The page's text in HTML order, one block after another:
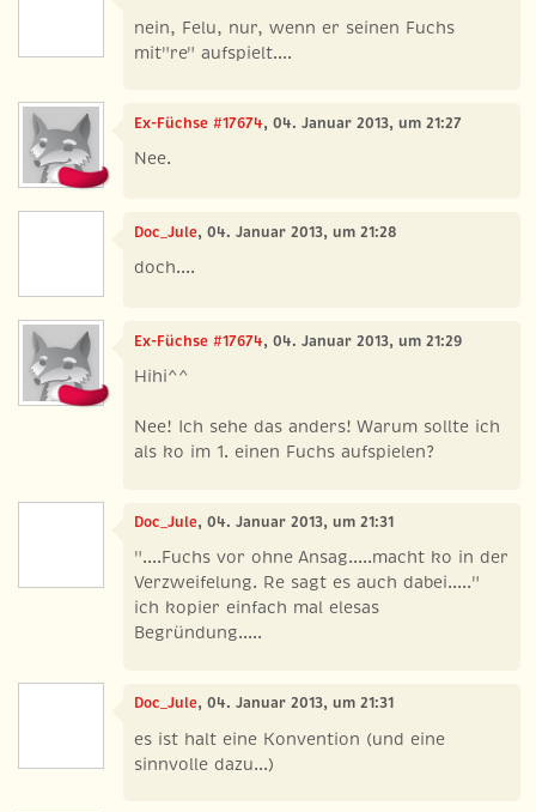
nein, Felu, nur, wenn er seinen Fuchs
mit"re" aufspielt....
Ex-Füchse #17674, 04. Januar 2013, um 21:27
Nee.
Doc_Jule, 04. Januar 2013, um 21:28
doch....
Ex-Füchse #17674, 04. Januar 2013, um 21:29
Hihi^^
Nee! Ich sehe das anders! Warum sollte ich
als ko im 1. einen Fuchs aufspielen?
Doc_Jule, 04. Januar 2013, um 21:31
"....Fuchs vor ohne Ansag.....macht ko in der
Verzweifelung. Re sagt es auch dabei....."
ich kopier einfach mal elesas
Begründung.....
Doc_Jule, 04. Januar 2013, um 21:31
es ist halt eine Konvention (und eine
sinnvolle dazu...)